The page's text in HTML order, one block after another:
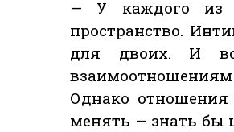
— У каждого из
пространство.
для двоих. И
взаимоотношениям
Однако
менять — знать бы